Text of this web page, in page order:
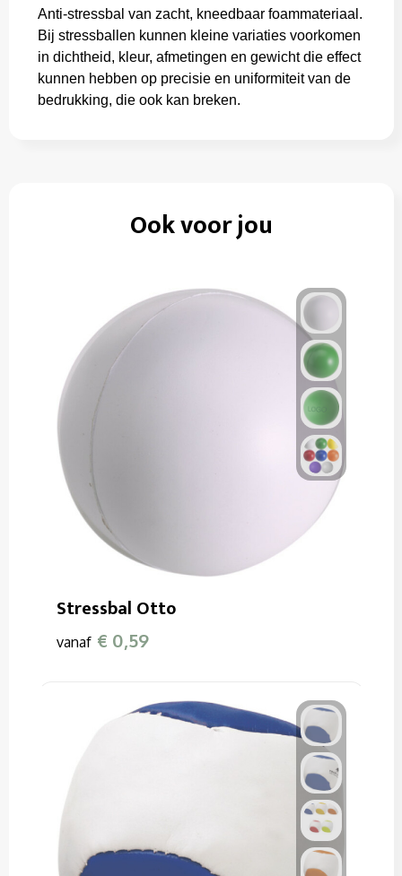
Anti-stressbal van zacht, kneedbaar foammateriaal.
Bij stressballen kunnen kleine variaties voorkomen
in dichtheid, kleur, afmetingen en gewicht die effect
kunnen hebben op precisie en uniformiteit van de
bedrukking, die ook kan breken.
Ook voor jou
Stressbal Otto
vanaf € 0,59